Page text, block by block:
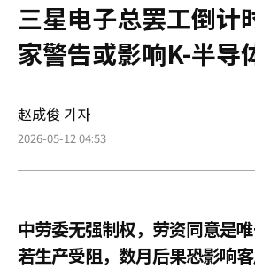
三星电子总罢工倒计
家警告或影响K-半导
赵成俊 기자
2026-05-12 04:53
中劳委无强制权，劳资同意是
若生产受阻，数月后果恐影响